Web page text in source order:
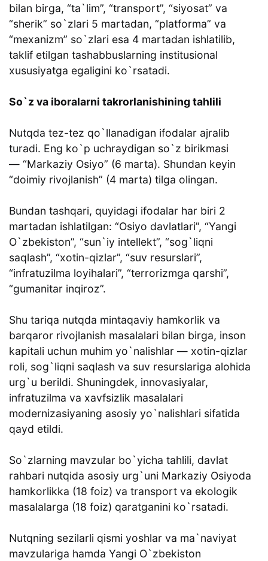
bilan birga, “ta`lim”, “transport”, “siyosat” va
“sherik” so`zlari 5 martadan, “platforma” va
“mexanizm” so`zlari esa 4 martadan ishlatilib,
taklif etilgan tashabbuslarning institusional
xususiyatga egaligini ko`rsatadi.
So`z va iboralarni takrorlanishining tahlili
Nutqda tez-tez qo`llanadigan ifodalar ajralib
turadi. Eng ko`p uchraydigan so`z birikmasi
— “Markaziy Osiyo” (6 marta). Shundan keyin
“doimiy rivojlanish” (4 marta) tilga olingan.
Bundan tashqari, quyidagi ifodalar har biri 2
martadan ishlatilgan: “Osiyo davlatlari”, “Yangi
O`zbekiston”, “sun`iy intellekt”, “sog`liqni
saqlash”, “xotin-qizlar”, “suv resurslari”,
“infratuzilma loyihalari”, “terrorizmga qarshi”,
“gumanitar inqiroz”.
Shu tariqa nutqda mintaqaviy hamkorlik va
barqaror rivojlanish masalalari bilan birga, inson
kapitali uchun muhim yo`nalishlar — xotin-qizlar
roli, sog`liqni saqlash va suv resurslariga alohida
urg`u berildi. Shuningdek, innovasiyalar,
infratuzilma va xavfsizlik masalalari
modernizasiyaning asosiy yo`nalishlari sifatida
qayd etildi.
So`zlarning mavzular bo`yicha tahlili, davlat
rahbari nutqida asosiy urg`uni Markaziy Osiyoda
hamkorlikka (18 foiz) va transport va ekologik
masalalarga (18 foiz) qaratganini ko`rsatadi.
Nutqning sezilarli qismi yoshlar va ma`naviyat
mavzulariga hamda Yangi O`zbekiston